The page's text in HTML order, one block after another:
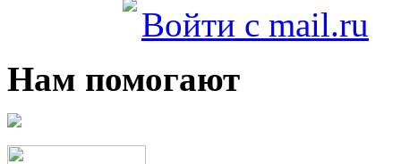
Войти с mail.ru
Нам помогают